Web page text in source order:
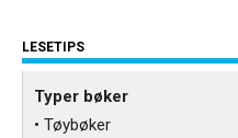
LESETIPS
Typer bøker
• Tøybøker